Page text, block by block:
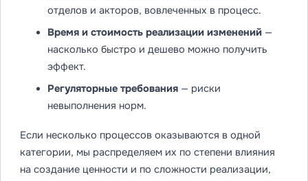
отделов и акторов, вовлеченных в процесс.
Время и стоимость реализации изменений —
насколько быстро и дешево можно получить
эффект.
Регуляторные требования — риски
невыполнения норм.
Если несколько процессов оказываются в одной
категории, мы распределяем их по степени влияния
на создание ценности и по сложности реализации,